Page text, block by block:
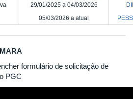
29/01/2025 a 04/03/2026
05/03/2026 a atual
formulário de solicitação de
PGC